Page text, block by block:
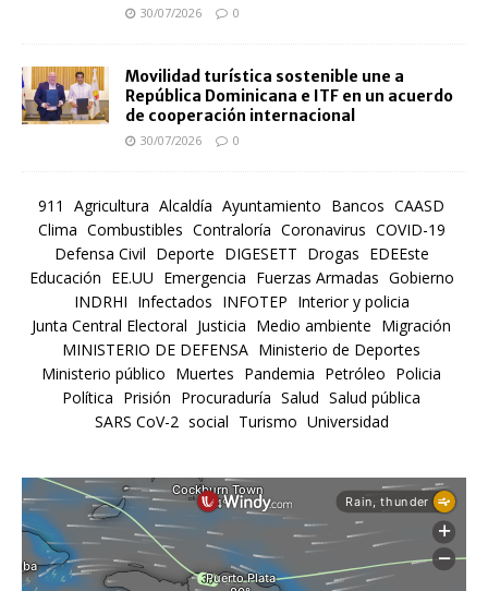
30/07/2026 0
Movilidad turística sostenible une a
República Dominicana e ITF en un acuerdo
de cooperación internacional
30/07/2026 0
911 Agricultura Alcaldía Ayuntamiento Bancos CAASD
Clima Combustibles Contraloría Coronavirus COVID-19
Defensa Civil Deporte DIGESETT Drogas EDEEste
Educación EE.UU Emergencia Fuerzas Armadas Gobierno
INDRHI Infectados INFOTEP Interior y policia
Junta Central Electoral Justicia Medio ambiente Migración
MINISTERIO DE DEFENSA Ministerio de Deportes
Ministerio público Muertes Pandemia Petróleo Policia
Política Prisión Procuraduría Salud Salud pública
SARS CoV-2 social Turismo Universidad